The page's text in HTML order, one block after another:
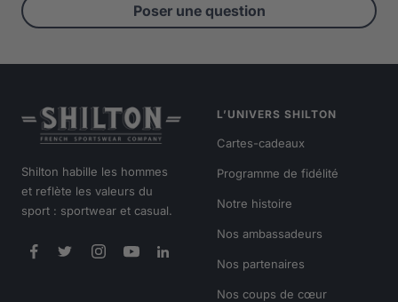
Poser une question
Shilton habille les hommes
et reflète les valeurs du
sport : sportwear et casual.
L’UNIVERS SHILTON
Cartes-cadeaux
Programme de fidélité
Notre histoire
Nos ambassadeurs
Nos partenaires
Nos coups de cœur